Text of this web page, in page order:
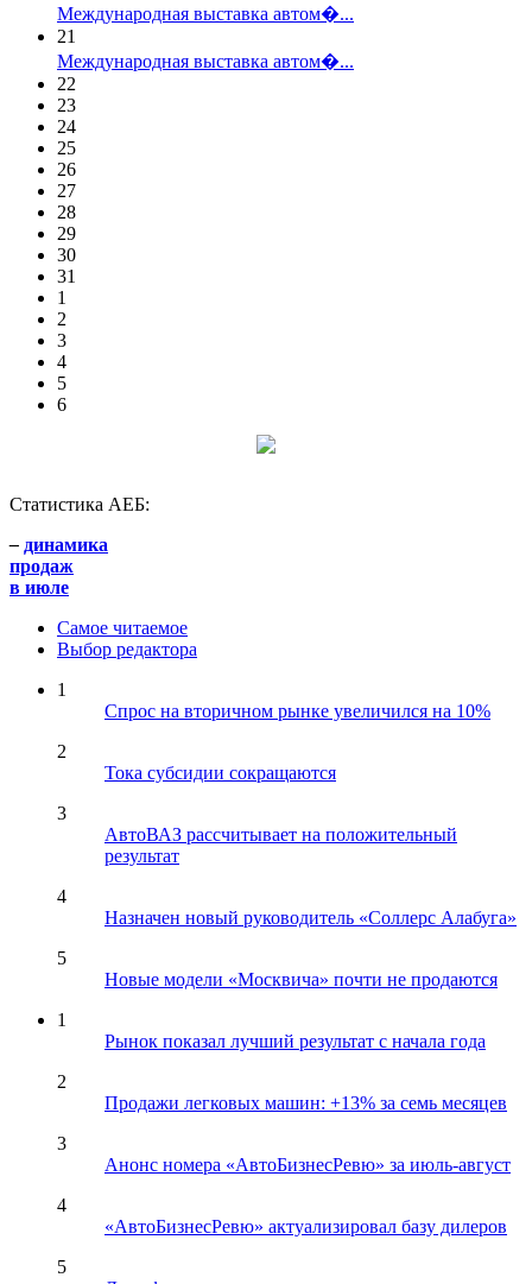
Международная выставка автом�...
21
Международная выставка автом�...
22
23
24
25
26
27
28
29
30
31
1
2
3
4
5
6
Статистика АЕБ:
– динамика
продаж
в июле
Самое читаемое
Выбор редактора
1
Спрос на вторичном рынке увеличился на 10%
2
Тока субсидии сокращаются
3
АвтоВАЗ рассчитывает на положительный
результат
4
Назначен новый руководитель «Соллерс Алабуга»
5
Новые модели «Москвича» почти не продаются
1
Рынок показал лучший результат с начала года
2
Продажи легковых машин: +13% за семь месяцев
3
Анонс номера «АвтоБизнесРевю» за июль-август
4
«АвтоБизнесРевю» актуализировал базу дилеров
5